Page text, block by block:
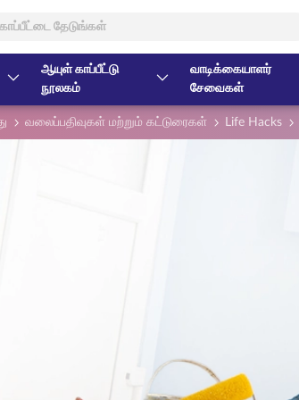
ஆயுள் காப்பீட்டு
நூலகம்
வாடிக்கையாளர்
சேவைகள்
வலைப்பதிவுகள் மற்றும் கட்டுரைகள் Life Hacks